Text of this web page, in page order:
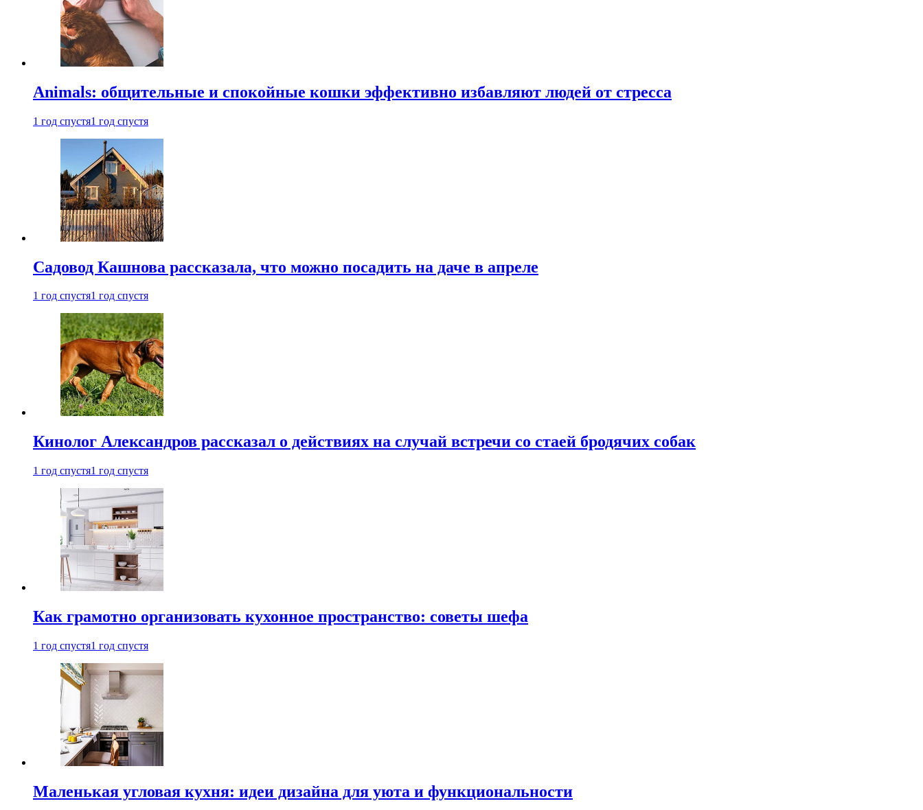
Animals: общительные и спокойные кошки эффективно избавляют людей от стресса
1 год спустя1 год спустя
Садовод Кашнова рассказала, что можно посадить на даче в апреле
1 год спустя1 год спустя
Кинолог Александров рассказал о действиях на случай встречи со стаей бродячих собак
1 год спустя1 год спустя
Как грамотно организовать кухонное пространство: советы шефа
1 год спустя1 год спустя
Маленькая угловая кухня: идеи дизайна для уюта и функциональности